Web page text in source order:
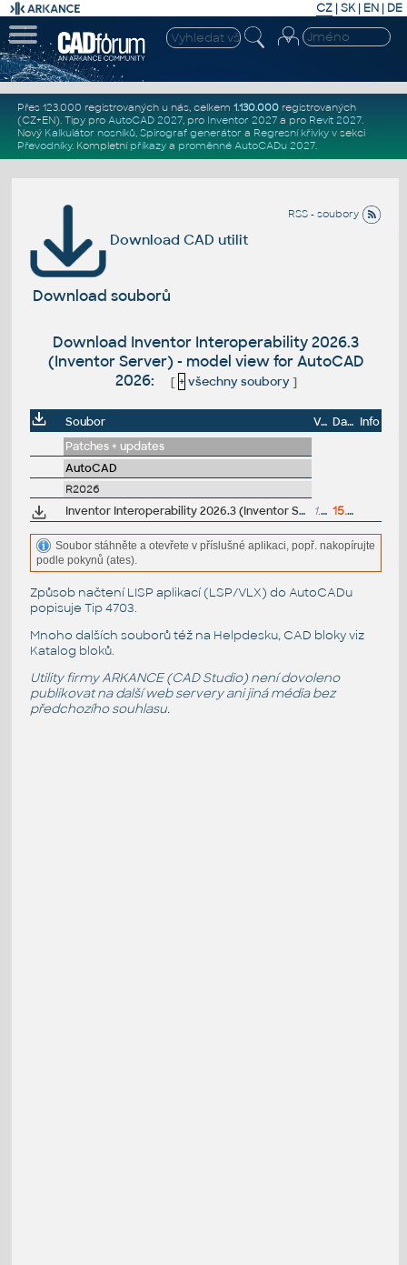
CZ | SK| EN | DE
Přes 123.000 registrovaných u nás, celkem 1.130.000registrovaných
(CZ+EN). Tipy pro AutoCAD 2027, pro Inventor 2027a pro Revit 2027.
Nový Kalkulátor nosníků, Spirograf generátor a Regresní křivkyv sekci
Převodníky. Kompletní příkazya proměnné AutoCADu 2027.
RSS - soubory
Download CAD utilit
Download souborů
Download Inventor Interoperability 2026.3
(Inventor Server) - model view for AutoCAD
2026:
[ + všechny soubory]
Soubor Velikost Datum Info
Patches + updates
AutoCAD
R2026
Inventor Interoperability 2026.3 (Inventor Server) - model view for AutoCAD 2026 1.46GB 15.4.2026
Soubor stáhněte a otevřete v příslušné aplikaci, popř. nakopírujte
podle pokynů (ates).
Způsob načtení LISP aplikací (LSP/VLX) do AutoCADu
popisuje Tip 4703.
Mnoho dalších souborů též na Helpdesku, CAD bloky viz
Katalog bloků.
Utility firmy ARKANCE (CAD Studio) není dovoleno
publikovat na další web servery ani jiná média bez
předchozího souhlasu.